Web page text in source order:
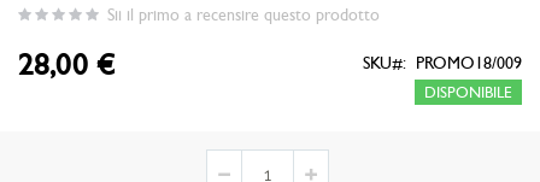
Sii il primo a recensire questo prodotto
28,00 €
DISPONIBILE
SKU PROMO18/009